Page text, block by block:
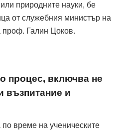
природните науки, бе
от служебния министър на
проф. Галин Цоков.
процес, включва не
възпитание и
време на ученическите